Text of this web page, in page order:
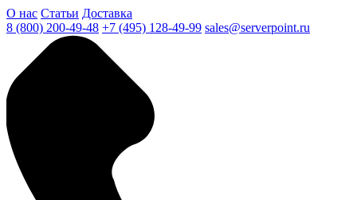
О нас Статьи Доставка
8 (800) 200-49-48 +7 (495) 128-49-99 sales@serverpoint.ru